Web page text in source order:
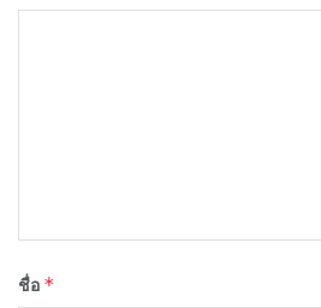
ชื่อ *